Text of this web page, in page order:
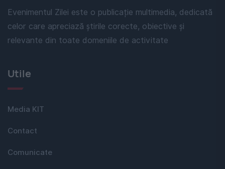
Evenimentul Zilei este o publicație multimedia, dedicată
celor care apreciază știrile corecte, obiective și
relevante din toate domeniile de activitate
Utile
Media KIT
Contact
Comunicate